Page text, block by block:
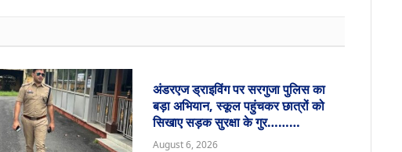
अंडरएज ड्राइविंग पर सरगुजा पुलिस का
बड़ा अभियान, स्कूल पहुंचकर छात्रों को
सिखाए सड़क सुरक्षा के गुर………
August 6, 2026